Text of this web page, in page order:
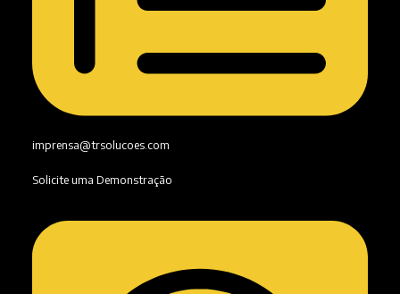
imprensa@trsolucoes.com
Solicite uma Demonstração